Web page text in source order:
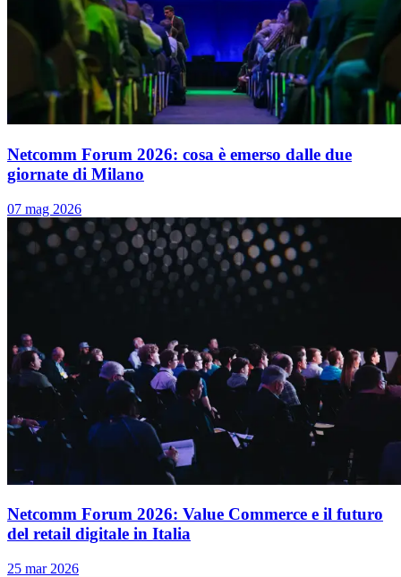
Netcomm Forum 2026: cosa è emerso dalle due
giornate di Milano
07 mag 2026
Netcomm Forum 2026: Value Commerce e il futuro
del retail digitale in Italia
25 mar 2026